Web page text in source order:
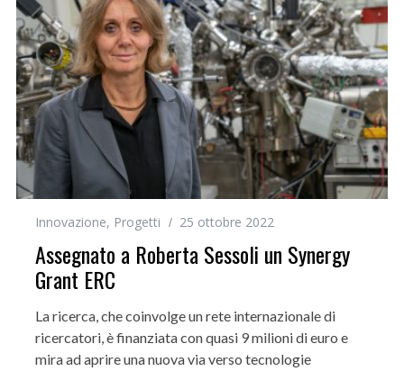
Innovazione, Progetti 25 ottobre 2022
Assegnato a Roberta Sessoli un Synergy
Grant ERC
La ricerca, che coinvolge un rete internazionale di
ricercatori, è finanziata con quasi 9 milioni di euro e
mira ad aprire una nuova via verso tecnologie